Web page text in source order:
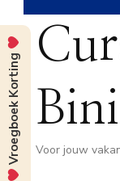
Voor jouw
Vroegboek Korting